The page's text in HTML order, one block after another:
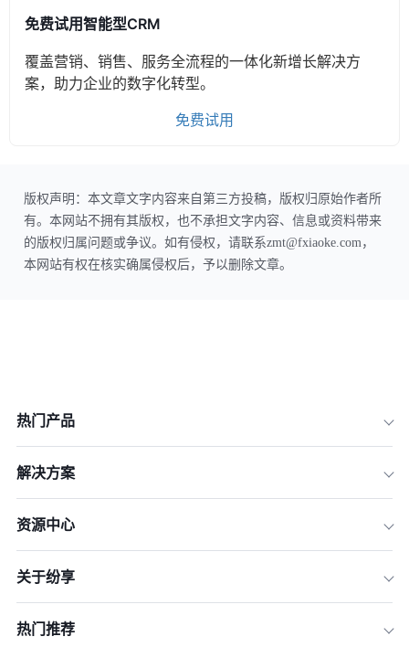
免费试用智能型CRM
覆盖营销、销售、服务全流程的一体化新增长解决方
案，助力企业的数字化转型。
免费试用
版权声明：本文章文字内容来自第三方投稿，版权归原始作者所
有。本网站不拥有其版权，也不承担文字内容、信息或资料带来
的版权归属问题或争议。如有侵权，请联系zmt@fxiaoke.com，
本网站有权在核实确属侵权后，予以删除文章。
热门产品
解决方案
资源中心
关于纷享
热门推荐